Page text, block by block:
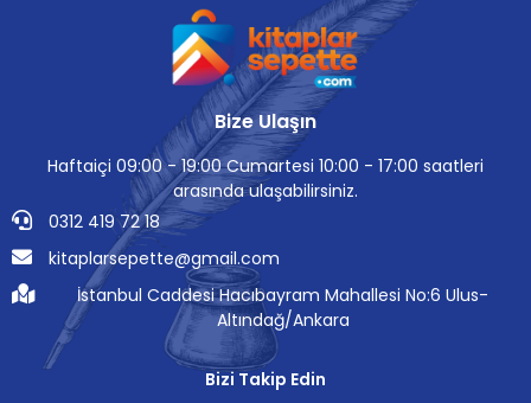
Bize Ulaşın
Haftaiçi 09:00 - 19:00 Cumartesi 10:00 - 17:00 saatleri
arasında ulaşabilirsiniz.
0312 419 72 18
kitaplarsepette@gmail.com
İstanbul Caddesi Hacıbayram Mahallesi No:6 Ulus-
Altındağ/Ankara
Bizi Takip Edin